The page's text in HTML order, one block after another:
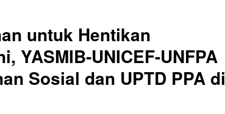
untuk Hentikan
YASMIB-UNICEF-UNFPA
Sosial dan UPTD PPA di